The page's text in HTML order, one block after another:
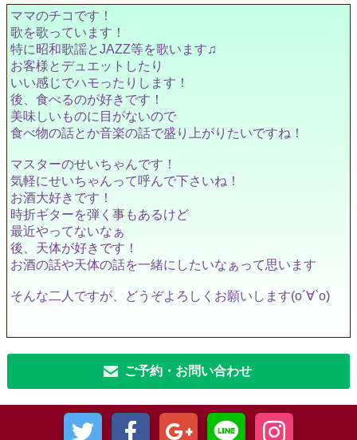
ママのチコです！
歌を歌っています！
特に昭和歌謡とJAZZ等を歌います♫
お客様とデュエットしたり
いい感じでハモったりします！
後、食べるのが好きです！
美味しいものに目がないので
食べ物の話とか音楽の話で盛り上がりたいですね！
マスターのせいちゃんです！
気軽にせいちゃんって呼んで下さいね！
お酒大好きです！
時折ギターを弾く事もあるけど
最近やってないなぁ
後、天体が好きです！
お酒の話や天体の話を一緒にしたいなぁって思います
そんな二人ですが、どうぞよろしくお願いします(о´∀`о)
ご予約・お問い合わせ